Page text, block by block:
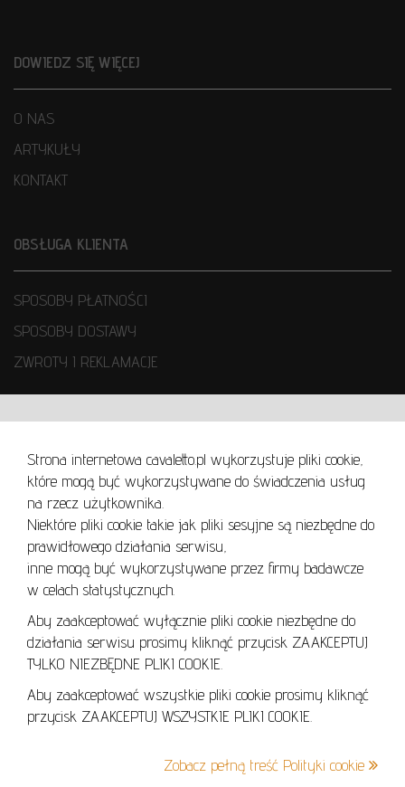
Strona internetowa cavaletto.pl wykorzystuje pliki cookie,
które mogą być wykorzystywane do świadczenia usług
na rzecz użytkownika.
Niektóre pliki cookie takie jak pliki sesyjne są niezbędne do
prawidłowego działania serwisu,
inne mogą być wykorzystywane przez firmy badawcze
w celach statystycznych.
Aby zaakceptować wyłącznie pliki cookie niezbędne do
działania serwisu prosimy kliknąć przycisk ZAAKCEPTUJ
TYLKO NIEZBĘDNE PLIKI COOKIE.
Aby zaakceptować wszystkie pliki cookie prosimy kliknąć
przycisk ZAAKCEPTUJ WSZYSTKIE PLIKI COOKIE.
Zobacz pełną treść Polityki cookie
DOWIEDZ SIĘ WIĘCEJ
O NAS
ARTYKUŁY
KONTAKT
OBSŁUGA KLIENTA
SPOSOBY PŁATNOŚCI
SPOSOBY DOSTAWY
ZWROTY I REKLAMACJE
REGULAMIN
REGULAMIN AUKCJI
POLITYKA PRYWATNOŚCI
POLITYKA COOKIES
+48 605 240 157